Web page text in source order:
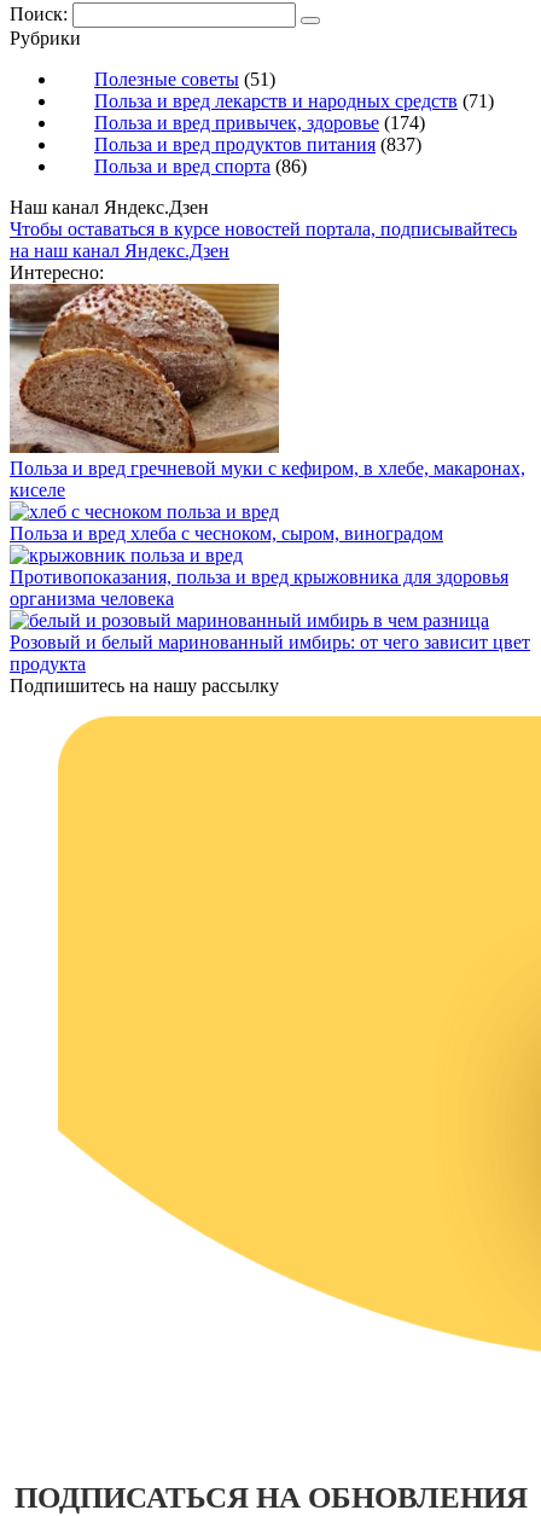
Поиск:
Рубрики
Полезные советы (51)
Польза и вред лекарств и народных средств (71)
Польза и вред привычек, здоровье (174)
Польза и вред продуктов питания (837)
Польза и вред спорта (86)
Наш канал Яндекс.Дзен
Чтобы оставаться в курсе новостей портала, подписывайтесь
на наш канал Яндекс.Дзен
Интересно:
Польза и вред гречневой муки с кефиром, в хлебе, макаронах,
киселе
Польза и вред хлеба с чесноком, сыром, виноградом
Противопоказания, польза и вред крыжовника для здоровья
организма человека
Розовый и белый маринованный имбирь: от чего зависит цвет
продукта
Подпишитесь на нашу рассылку
ПОДПИСАТЬСЯ НА ОБНОВЛЕНИЯ